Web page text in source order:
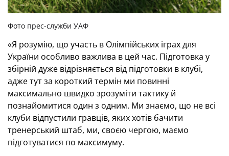
Фото прес-служби УАФ
«Я розумію, що участь в Олімпійських іграх для
України особливо важлива в цей час. Підготовка у
збірній дуже відрізняється від підготовки в клубі,
адже тут за короткий термін ми повинні
максимально швидко зрозуміти тактику й
познайомитися один з одним. Ми знаємо, що не всі
клуби відпустили гравців, яких хотів бачити
тренерський штаб, ми, своєю чергою, маємо
підготуватися по максимуму.